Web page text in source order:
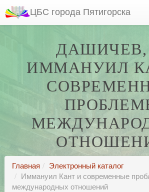
ЦБС города Пятигорска
ДАШИЧЕВ,
ИММАНУИЛ
Главная
Электронный каталог
Иммануил Кант и современные
международных отношений